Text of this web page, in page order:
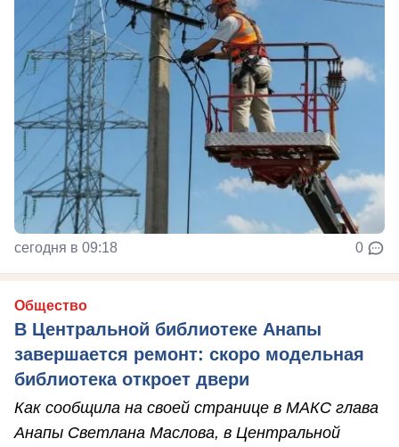
сегодня в 09:18 0
Общество
В Центральной библиотеке Анапы
завершается ремонт: скоро модельная
библиотека откроет двери
Как сообщила на своей странице в МАКС глава
Анапы Светлана Маслова, в Центральной